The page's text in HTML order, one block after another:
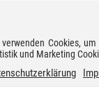
1.00 m
verwenden Cookies,
und Marketing